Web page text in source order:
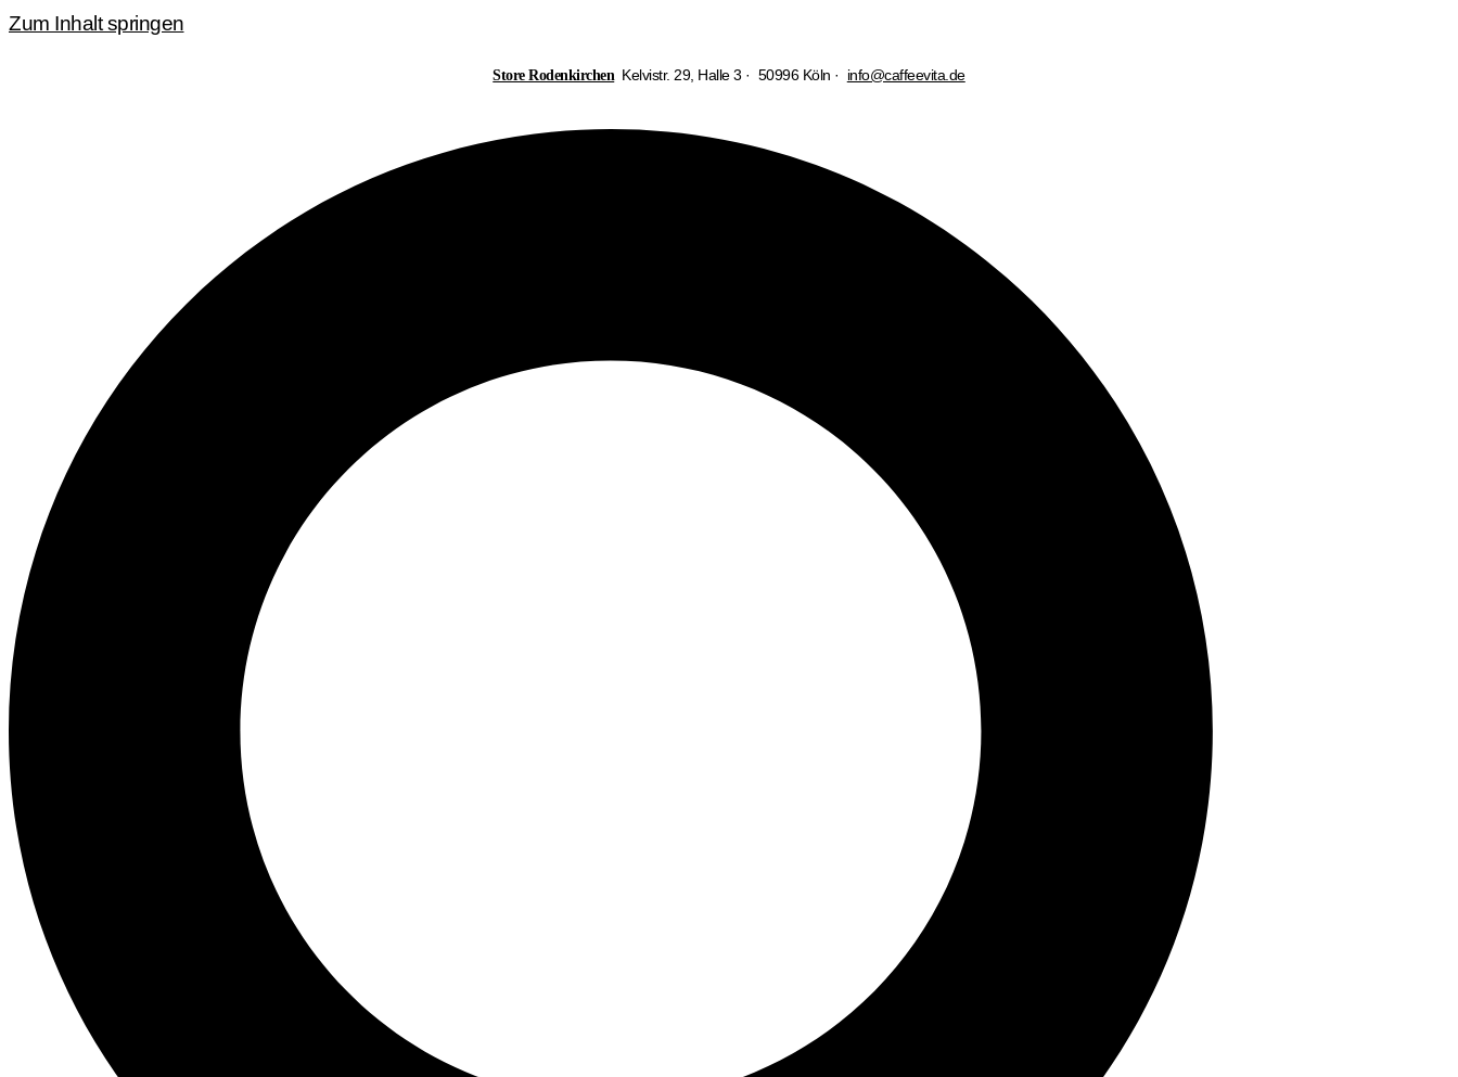
Zum Inhalt springen
Store Rodenkirchen Kelvistr. 29, Halle 3 · 50996 Köln · info@caffeevita.de